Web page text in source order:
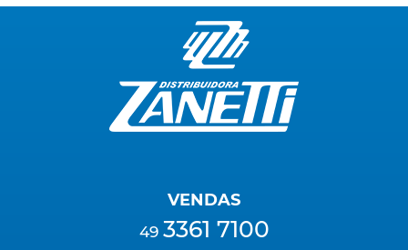
VENDAS
49 3361 7100